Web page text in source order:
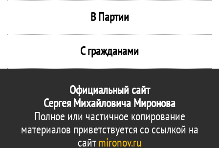
В Партии
С гражданами
Официальный сайт
Сергея Михайловича Миронова
Полное или частичное копирование
материалов приветствуется со ссылкой на
сайтmironov.ru